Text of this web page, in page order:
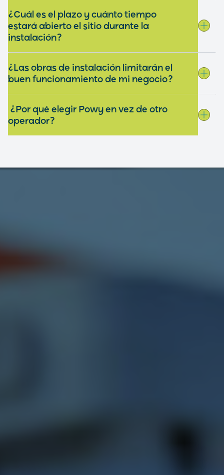
¿Cuál es el plazo y cuánto tiempo
estará abierto el sitio durante la
instalación?
¿Las obras de instalación limitarán el
buen funcionamiento de mi negocio?
¿Por qué elegir Powy en vez de otro
operador?